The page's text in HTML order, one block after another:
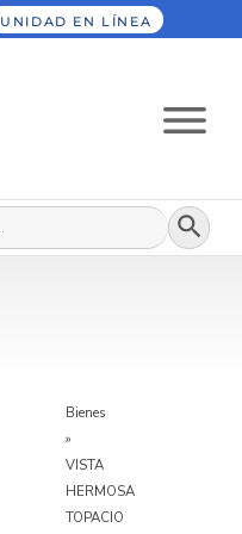
UNIDAD EN LÍNEA
Botón
Bienes
»
VISTA
HERMOSA
TOPACIO